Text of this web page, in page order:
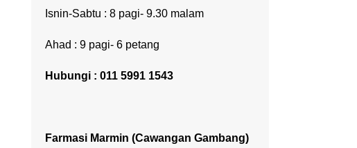
Isnin-Sabtu : 8 pagi- 9.30 malam
Ahad : 9 pagi- 6 petang
Hubungi : 011 5991 1543
Farmasi Marmin (Cawangan Gambang)